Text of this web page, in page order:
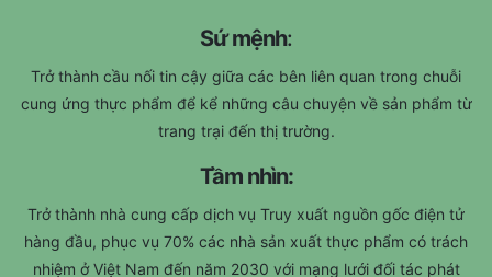
Sứ mệnh:
Trở thành cầu nối tin cậy giữa các bên liên quan trong chuỗi
cung ứng thực phẩm để kể những câu chuyện về sản phẩm từ
trang trại đến thị trường.
Tầm nhìn:
Trở thành nhà cung cấp dịch vụ Truy xuất nguồn gốc điện tử
hàng đầu, phục vụ 70% các nhà sản xuất thực phẩm có trách
nhiệm ở Việt Nam đến năm 2030 với mạng lưới đối tác phát